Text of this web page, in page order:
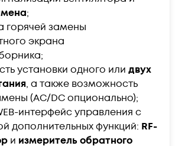
;
горячей замены
экрана
установки одного или двух
, а также возможность
(AC/DC опционально);
интерфейс управления c
дополнительных функций: RF-
и измеритель обратного